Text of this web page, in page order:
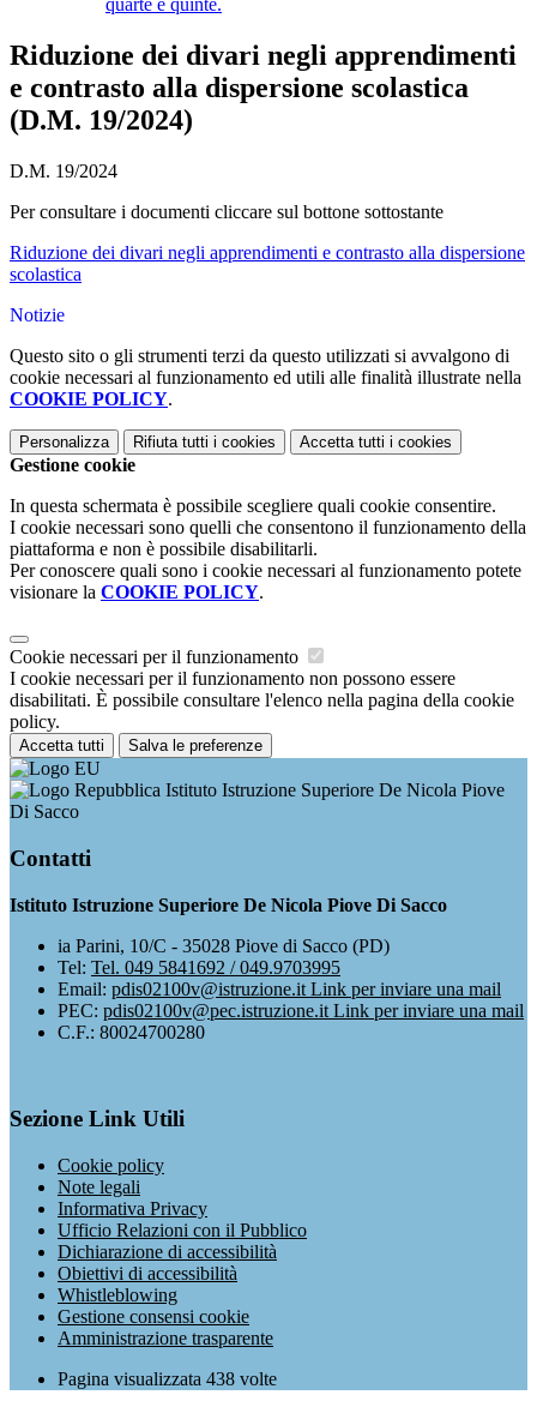
quarte e quinte.
Riduzione dei divari negli apprendimenti
e contrasto alla dispersione scolastica
(D.M. 19/2024)
D.M. 19/2024
Per consultare i documenti cliccare sul bottone sottostante
Riduzione dei divari negli apprendimenti e contrasto alla dispersione
scolastica
Notizie
Questo sito o gli strumenti terzi da questo utilizzati si avvalgono di
cookie necessari al funzionamento ed utili alle finalità illustrate nella
COOKIE POLICY.
Personalizza Rifiuta tutti i cookies Accetta tutti i cookies
Gestione cookie
In questa schermata è possibile scegliere quali cookie consentire.
I cookie necessari sono quelli che consentono il funzionamento della
piattaforma e non è possibile disabilitarli.
Per conoscere quali sono i cookie necessari al funzionamento potete
visionare la COOKIE POLICY.
Cookie necessari per il funzionamento
I cookie necessari per il funzionamento non possono essere
disabilitati. È possibile consultare l'elenco nella pagina della cookie
policy.
Accetta tutti Salva le preferenze
Istituto Istruzione Superiore De Nicola Piove
Di Sacco
Contatti
Istituto Istruzione Superiore De Nicola Piove Di Sacco
ia Parini, 10/C - 35028 Piove di Sacco (PD)
Tel: Tel. 049 5841692 / 049.9703995
Email: pdis02100v@istruzione.it Link per inviare una mail
PEC: pdis02100v@pec.istruzione.it Link per inviare una mail
C.F.: 80024700280
Sezione Link Utili
Cookie policy
Note legali
Informativa Privacy
Ufficio Relazioni con il Pubblico
Dichiarazione di accessibilità
Obiettivi di accessibilità
Whistleblowing
Gestione consensi cookie
Amministrazione trasparente
Pagina visualizzata 438 volte